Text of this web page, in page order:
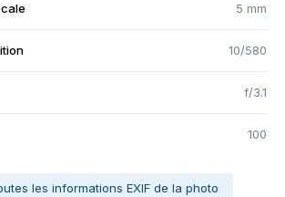
5 mm
10/580
f/3.1
100
les informations EXIF de la photo